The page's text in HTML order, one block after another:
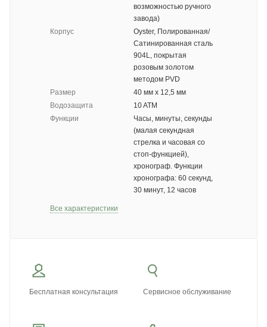
возможностью ручного
завода)
Корпус
Oyster, Полированная/
Сатинированная сталь
904L, покрытая
розовым золотом
методом PVD
Размер
40 мм x 12,5 мм
Водозащита
10 ATM
Функции
Часы, минуты, секунды
(малая секундная
стрелка и часовая со
стоп-функцией),
хронограф. Функции
хронографа: 60 секунд,
30 минут, 12 часов
Все характеристики
Бесплатная консультация Сервисное обслуживание